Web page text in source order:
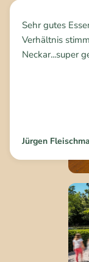
Sehr gutes
Verhältnis
Neckar...super
Jürgen